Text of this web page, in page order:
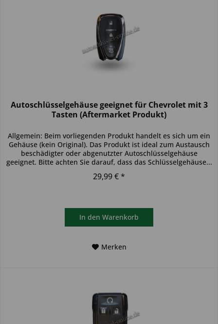
Autoschlüsselgehäuse geeignet für Chevrolet mit 3
Tasten (Aftermarket Produkt)
Allgemein: Beim vorliegenden Produkt handelt es sich um ein
Gehäuse (kein Original). Das Produkt ist ideal zum Austausch
beschädigter oder abgenutzter Autoschlüsselgehäuse
geeignet. Bitte achten Sie darauf, dass das Schlüsselgehäuse...
29,99 € *
In den Warenkorb
Merken